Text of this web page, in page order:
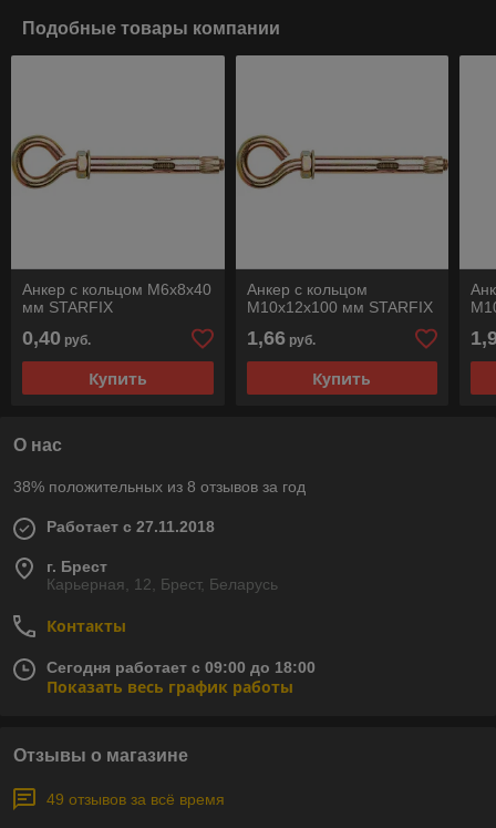
Подобные товары компании
Анкер с кольцом М6х8х40
мм STARFIX
0,40 руб.
Купить
Анкер с кольцом
М10х12х100 мм STARFIX
1,66руб.
Купить
О нас
38% положительных из 8 отзывов за год
Работает с 27.11.2018
г. Брест
Карьерная, 12, Брест, Беларусь
Контакты
Сегодня работает с 09:00 до 18:00
Показать весь график работы
Отзывы о магазине
49 отзывов за всё время